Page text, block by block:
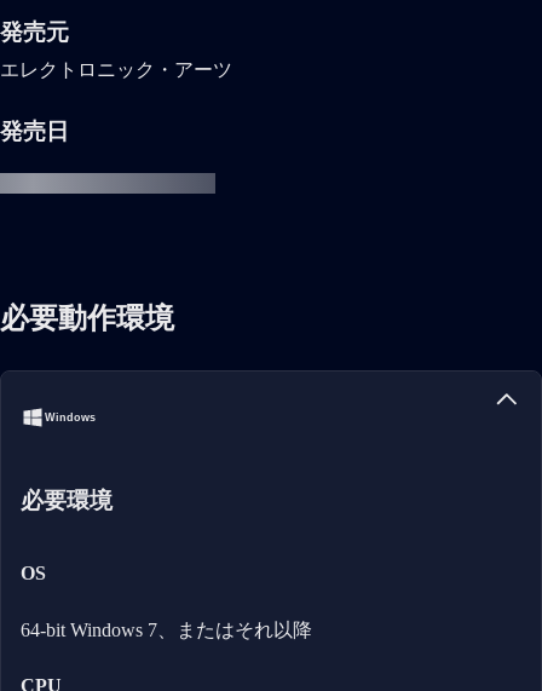
発売元
エレクトロニック・アーツ
発売日
必要動作環境
Windows
必要環境
OS
64-bit Windows 7、またはそれ以降
CPU